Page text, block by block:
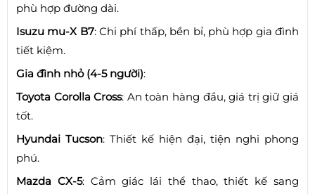
phù hợp đường dài.
Isuzu mu-X B7: Chi phí thấp, bền bỉ, phù hợp gia đình
tiết kiệm.
Gia đình nhỏ (4-5 người):
Toyota Corolla Cross: An toàn hàng đầu, giá trị giữ giá
tốt.
Hyundai Tucson: Thiết kế hiện đại, tiện nghi phong
phú.
Mazda CX-5: Cảm giác lái thể thao, thiết kế sang